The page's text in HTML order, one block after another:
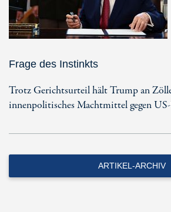
Frage des Instinkts
Trotz Gerichtsurteil hält Trump an
innenpolitisches Machtmittel gegen
ARTIKEL-ARCHIV